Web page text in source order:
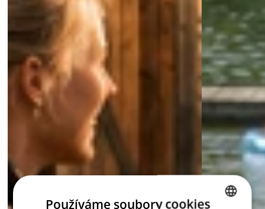
Používáme soubory cookies